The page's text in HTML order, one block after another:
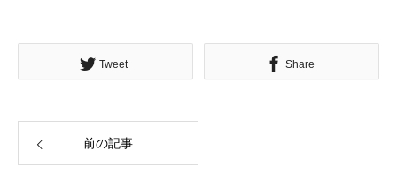
Tweet Share
前の記事